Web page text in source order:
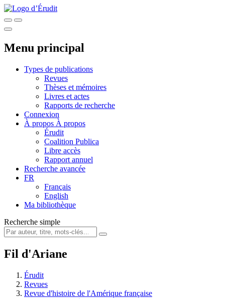
Menu principal
Types de publications
Revues
Thèses et mémoires
Livres et actes
Rapports de recherche
Connexion
À propos À propos
Érudit
Coalition Publica
Libre accès
Rapport annuel
Recherche avancée
FR
Français
English
Ma bibliothèque
Recherche simple
Fil d'Ariane
Érudit
Revues
Revue d'histoire de l'Amérique française